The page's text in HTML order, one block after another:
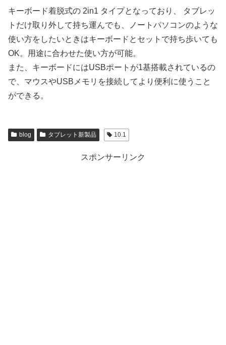
キーボード着脱式の 2in1 タイプとなっており、 タブレッ
トだけ取り外して持ち運んでも、ノートパソコンのような
使い方をしたいときはキーボードとセットで持ち歩いても
OK。用途に合わせた使い方が可能。
また、キーボードにはUSBポートが1基搭載されているの
で、マウスやUSBメモリを接続してより便利に使うこと
ができる。
blog タブレット新製品 10.1
スポンサーリンク